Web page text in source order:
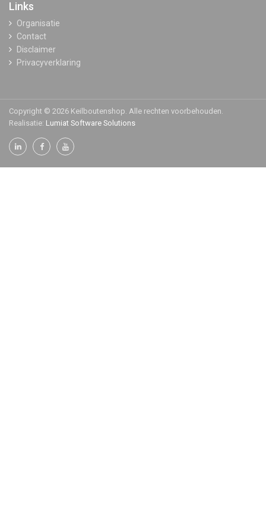
Links
Organisatie
Contact
Disclaimer
Privacyverklaring
Copyright © 2026 Keilboutenshop. Alle rechten voorbehouden.
Realisatie: Lumiat Software Solutions